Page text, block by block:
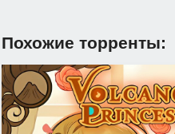
Похожие торренты: